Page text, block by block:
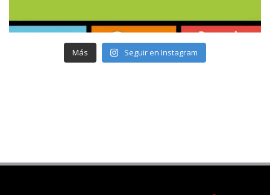
Más Seguir en Instagram